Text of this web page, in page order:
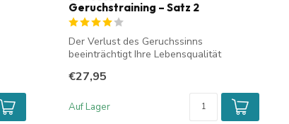
Geruchstraining – Satz 2
Der Verlust des Geruchssinns
beeinträchtigt Ihre Lebensqualität
€27,95
Auf Lager